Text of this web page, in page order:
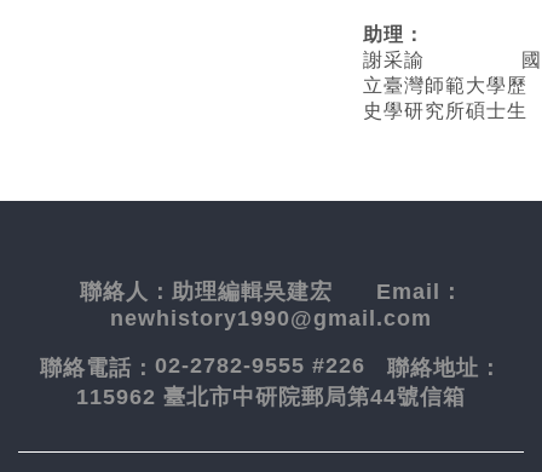
助理：
謝采諭
國
立臺灣師範大學歷
史學研究所碩士生
聯絡人： 助理編輯吳建宏 Email：
newhistory1990@gmail.com
聯絡電話： 02-2782-9555 #226 聯絡地址：
115962 臺北市中研院郵局第44號信箱